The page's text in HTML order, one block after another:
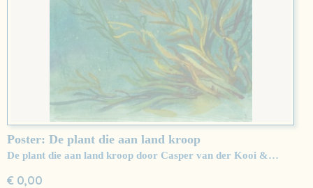
Poster: De plant die aan land kroop
De plant die aan land kroop door Casper van der Kooi &…
€ 0,00